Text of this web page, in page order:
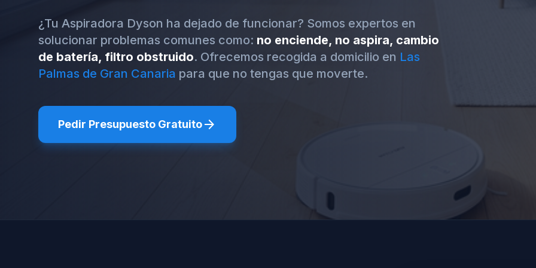
¿Tu Aspiradora Dyson ha dejado de funcionar? Somos expertos en
solucionar problemas comunes como: no enciende, no aspira, cambio
de batería, filtro obstruido. Ofrecemos recogida a domicilio en Las
Palmas de Gran Canaria para que no tengas que moverte.
Pedir Presupuesto Gratuitoarrow_forward